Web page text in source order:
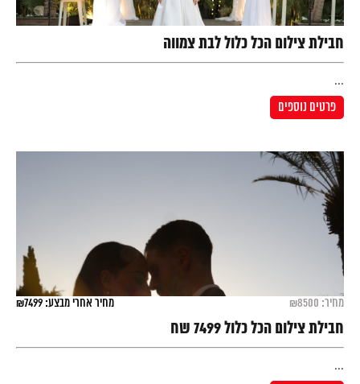
חבילת צילום הכל כלול לבת צמווה
...
פרטים נוספים
מחיר: ₪8500 מחיר אחרי מבצע: ₪7499
חבילת צילום הכל כלול 7499 שח
...